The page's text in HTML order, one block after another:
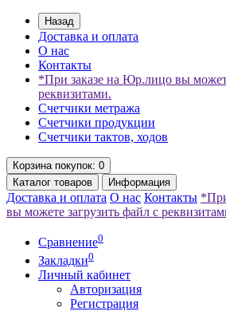
Назад
Доставка и оплата
О нас
Контакты
*При заказе на Юр.лицо вы
реквизитами.
Счетчики метража
Счетчики продукции
Счетчики тактов, ходов
Корзина покупок: 0
Каталог товаров Информация
Доставка и оплата О нас Контакты
вы можете загрузить файл с
Сравнение0
Закладки0
Личный кабинет
Авторизация
Регистрация